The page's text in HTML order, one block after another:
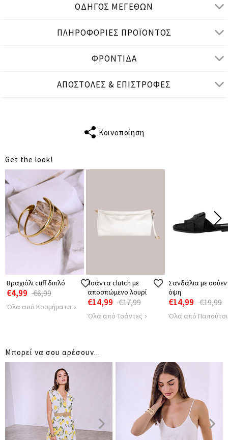
ΟΔΗΓΟΣ ΜΕΓΕΘΩΝ
● ΧΑΛΑΡΗ ΕΦΑΡΜΟΓΗ
in
ΣΤΗΘΟΣ
ΜΕΣΗ
ΠΕΡΙΦΕΡΕΙΑ
ΜΗΚΟΣ
One Size
14
ΠΛΗΡΟΦΟΡΙΕΣ ΠΡΟΪΟΝΤΟΣ
ΦΡΟΝΤΙΔΑ
ΑΠΟΣΤΟΛΕΣ & ΕΠΙΣΤΡΟΦΕΣ
Κοινοποίηση
Get the look!
Βραχιόλι cuff διπλό
€4,99 €6,99
Όλα από Κοσμήματα
Τσάντα clutch με
αποσπώμενο λουρί
€14,99 €17,99
Όλα από Τσάντες
Σανδάλια με
όψη
€14,99 €19,99
Όλα από
Μπορεί να σου αρέσουν...